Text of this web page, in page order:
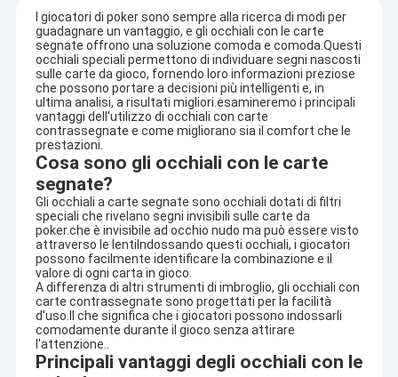
I giocatori di poker sono sempre alla ricerca di modi per
guadagnare un vantaggio, e gli occhiali con le carte
segnate offrono una soluzione comoda e comoda.Questi
occhiali speciali permettono di individuare segni nascosti
sulle carte da gioco, fornendo loro informazioni preziose
che possono portare a decisioni più intelligenti e, in
ultima analisi, a risultati migliori.esamineremo i principali
vantaggi dell'utilizzo di occhiali con carte
contrassegnate e come migliorano sia il comfort che le
prestazioni.
Cosa sono gli occhiali con le carte
segnate?
Gli occhiali a carte segnate sono occhiali dotati di filtri
speciali che rivelano segni invisibili sulle carte da
poker.che è invisibile ad occhio nudo ma può essere visto
attraverso le lentiIndossando questi occhiali, i giocatori
possono facilmente identificare la combinazione e il
valore di ogni carta in gioco.
A differenza di altri strumenti di imbroglio, gli occhiali con
carte contrassegnate sono progettati per la facilità
d'uso.Il che significa che i giocatori possono indossarli
comodamente durante il gioco senza attirare
l'attenzione..
Principali vantaggi degli occhiali con le